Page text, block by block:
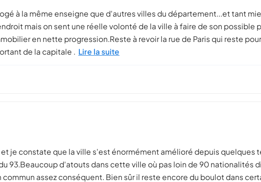
à la même enseigne que d'autres villes du département...et tant
mais on sent une réelle volonté de la ville à faire de son possible
en nette progression.Reste à revoir la rue de Paris qui reste
de la capitale . Lire la suite
et je constate que la ville s'est énormément amélioré depuis quelques
93.Beaucoup d'atouts dans cette ville où pas loin de 90 nationalités
assez conséquent. Bien sûr il reste encore du boulot dans